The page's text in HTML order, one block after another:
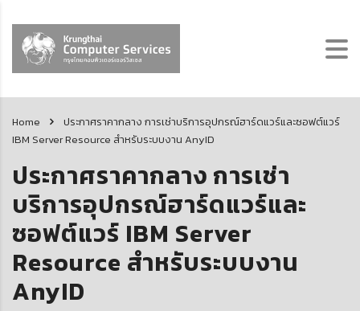
Home
ประกาศราคากลาง การเช่าบริการอุปกรณ์ฮาร์ดแวร์และซอฟต์แวร์
IBM Server Resource สำหรับระบบงาน AnyID
ประกาศราคากลาง การเช่า
บริการอุปกรณ์ฮาร์ดแวร์และ
ซอฟต์แวร์ IBM Server
Resource สำหรับระบบงาน
AnyID